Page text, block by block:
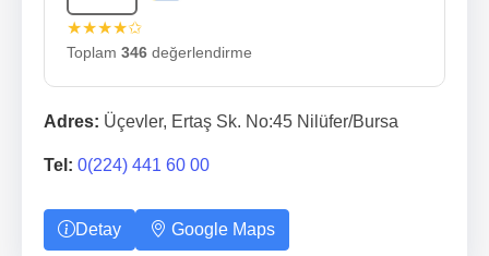
★★★★✩
Toplam 346 değerlendirme
Adres: Üçevler, Ertaş Sk. No:45 Nilüfer/Bursa
Tel: 0(224) 441 60 00
Detay Google Maps